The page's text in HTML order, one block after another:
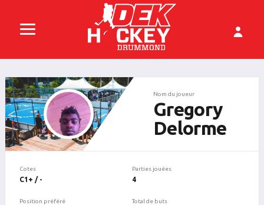
Nom du joueur
Gregory
Delorme
Cotes
C1+ / -
Position préféré
Parties jouées
4
Total de buts